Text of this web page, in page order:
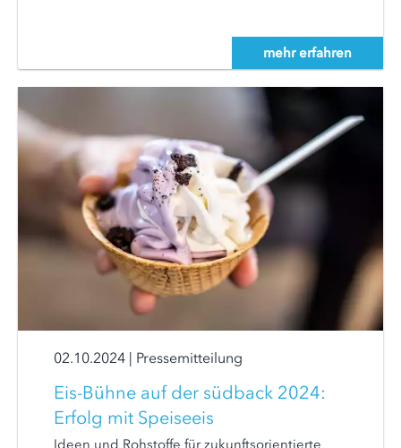
mehr erfahren
02.10.2024 | Pressemitteilung
Eis-Bühne auf der südback 2024:
Erfolg mit Speiseeis
Ideen und Rohstoffe für zukunftsorientierte